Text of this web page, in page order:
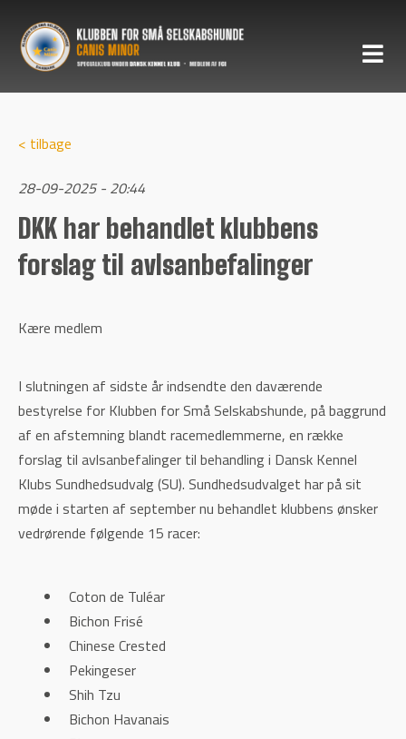
< tilbage
28-09-2025 - 20:44
DKK har behandlet klubbens
forslag til avlsanbefalinger
Kære medlem
I slutningen af sidste år indsendte den daværende
bestyrelse for Klubben for Små Selskabshunde, på baggrund
af en afstemning blandt racemedlemmerne, en række
forslag til avlsanbefalinger til behandling i Dansk Kennel
Klubs Sundhedsudvalg (SU). Sundhedsudvalget har på sit
møde i starten af september nu behandlet klubbens ønsker
vedrørende følgende 15 racer:
Coton de Tuléar
Bichon Frisé
Chinese Crested
Pekingeser
Shih Tzu
Bichon Havanais